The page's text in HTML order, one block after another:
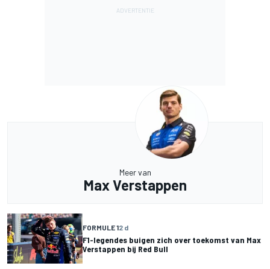
Meer van
Max Verstappen
FORMULE 12 d
F1-legendes buigen zich over toekomst van Max
Verstappen bij Red Bull